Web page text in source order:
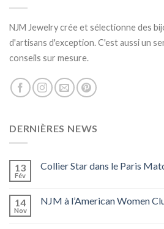
NJM Jewelry crée et sélectionne des
d'artisans d'exception. C'est aussi un
conseils sur mesure.
DERNIÈRES NEWS
13
Fév
Collier Star dans le Paris
14
Nov
NJM à l’American Women